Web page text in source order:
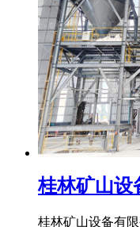
桂林矿山设
桂林矿山设备有